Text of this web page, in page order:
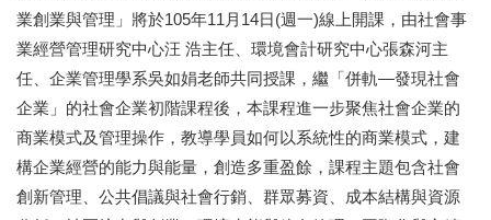
業創業與管理」將於105年11月14日(週一)線上開課，由社會事
業經營管理研究中心汪 浩主任、環境會計研究中心張森河主
任、企業管理學系吳如娟老師共同授課，繼「併軌—發現社會
企業」的社會企業初階課程後，本課程進一步聚焦社會企業的
商業模式及管理操作，教導學員如何以系統性的商業模式，建
構企業經營的能力與能量，創造多重盈餘，課程主題包含社會
創新管理、公共倡議與社會行銷、群眾募資、成本結構與資源